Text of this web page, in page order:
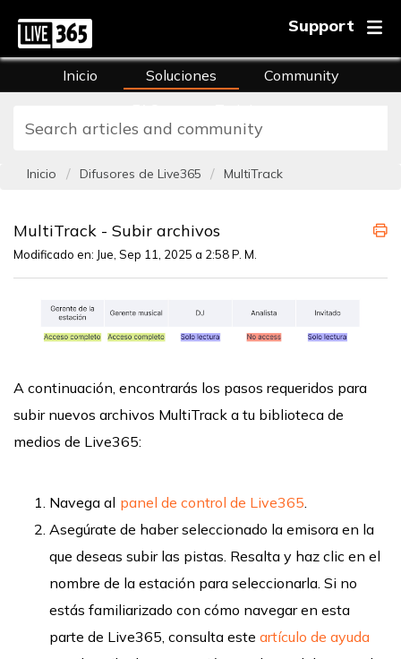
Support
Inicio Soluciones
Community
Inicio Difusores de Live365 MultiTrack
MultiTrack - Subir archivos
Modificado en: Jue, Sep 11, 2025 a 2:58 P. M.
A continuación, encontrarás los pasos requeridos para
subir nuevos archivos MultiTrack a tu biblioteca de
medios de Live365:
Navega al panel de control de Live365
Asegúrate de haber seleccionado la emisora en la
que deseas subir las pistas. Resalta y haz clic en el
nombre de la estación para seleccionarla. Si no
estás familiarizado con cómo navegar en esta
parte de Live365, consulta este artículo de ayuda